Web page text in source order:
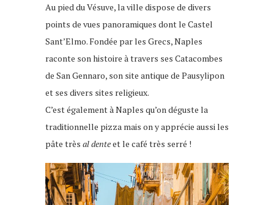
Au pied du Vésuve, la ville dispose de divers
points de vues panoramiques dont le Castel
Sant’Elmo. Fondée par les Grecs, Naples
raconte son histoire à travers ses Catacombes
de San Gennaro, son site antique de Pausylipon
et ses divers sites religieux.
C’est également à Naples qu’on déguste la
traditionnelle pizza mais on y apprécie aussi les
pâte très al denteet le café très serré !